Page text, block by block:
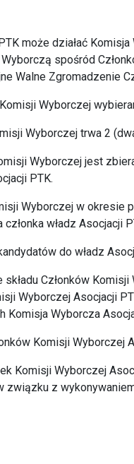
może działać
spośród
Walne Zgromadzenie
Wyborczej
Wyborczej trwa 2
Wyborczej jest
PTK.
Wyborczej w okresie
członka władz Asocjacji
do władz
składu Członków
Wyborczej Asocjacji
Komisja Wyborcza
Komisji Wyborczej
Komisji Wyborczej
związku z